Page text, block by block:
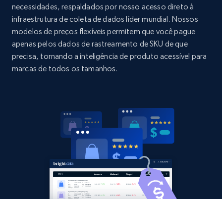
Title, Seller name, Brand, Description, Initial
price, Currency, Availability, Reviews count, and
more.
2.1K+ 375+ Comece agora
Collecting products by keyword search
Title, Seller name, Brand, Description, Initial
price, Currency, Availability, Reviews count, and
2.1K+ 375+ Comece agora
necessidades, respaldados por nosso acesso direto à
infraestrutura de coleta de dados líder mundial. Nossos
modelos de preços flexíveis permitem que você pague
apenas pelos dados de rastreamento de SKU de que
precisa, tornando a inteligência de produto acessível para
marcas de todos os tamanhos.